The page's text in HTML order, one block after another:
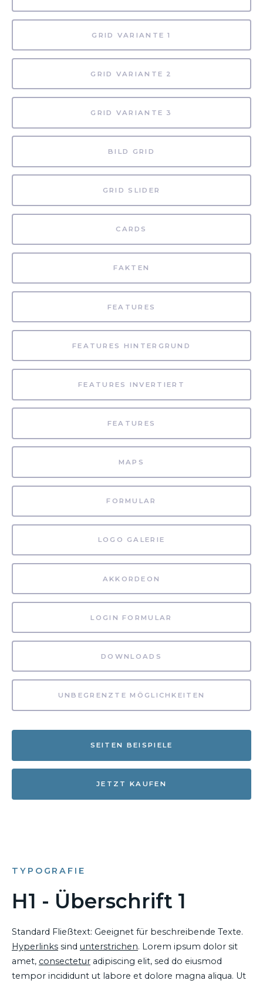
GRID VARIANTE 1
GRID VARIANTE 2
GRID VARIANTE 3
BILD GRID
GRID SLIDER
CARDS
FAKTEN
FEATURES
FEATURES HINTERGRUND
FEATURES INVERTIERT
FEATURES
MAPS
FORMULAR
LOGO GALERIE
AKKORDEON
LOGIN FORMULAR
DOWNLOADS
UNBEGRENZTE MÖGLICHKEITEN
SEITEN BEISPIELE
JETZT KAUFEN
TYPOGRAFIE
H1 - Überschrift 1
Standard Fließtext: Geeignet für beschreibende Texte.
Hyperlinks sind unterstrichen. Lorem ipsum dolor sit
amet, consectetur adipiscing elit, sed do eiusmod
tempor incididunt ut labore et dolore magna aliqua. Ut